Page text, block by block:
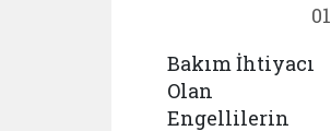
01
Bakım İhtiyacı
Olan
Engellilerin